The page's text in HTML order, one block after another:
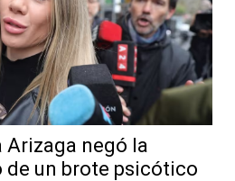
Arizaga negó la
de un brote psicótico